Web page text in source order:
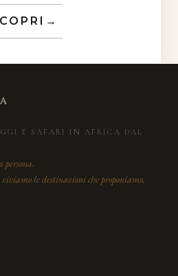
→
E SAFARI IN AFRICA DAL
persona.
le destinazioni che proponiamo.